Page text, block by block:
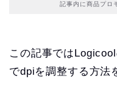
記事内に商品プロ
この記事では
でdpiを調整する方法